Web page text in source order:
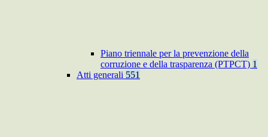
Piano triennale per la prevenzione della
corruzione e della trasparenza (PTPCT) 1
Atti generali 551